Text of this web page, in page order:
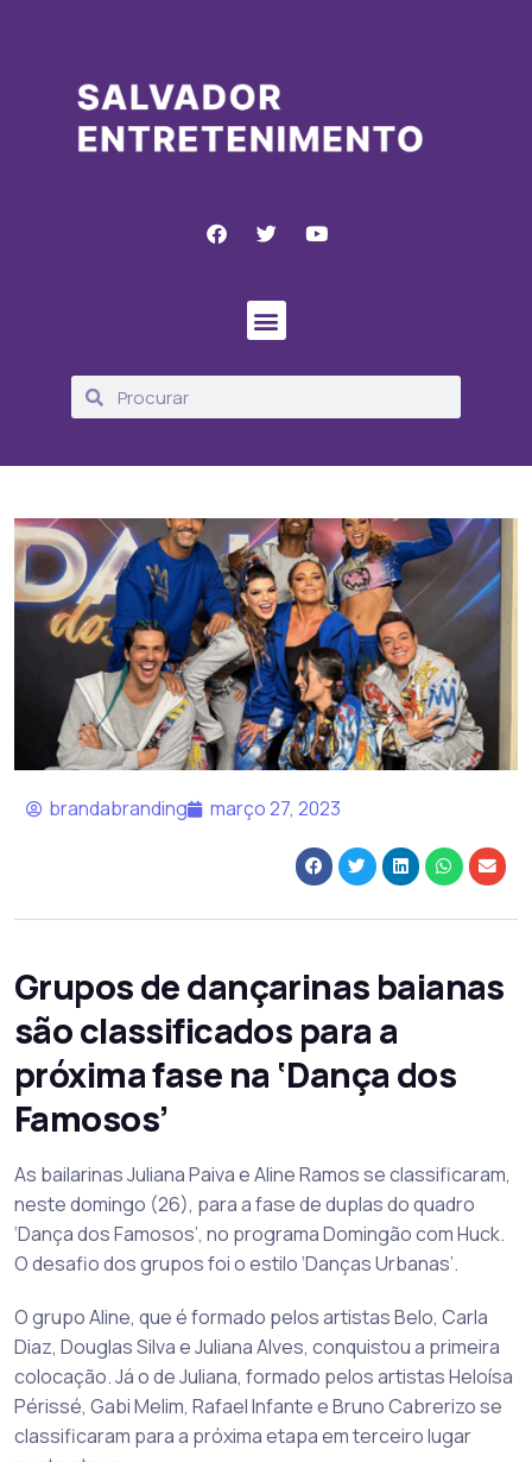
brandabranding março 27, 2023
Grupos de dançarinas baianas
são classificados para a
próxima fase na ‘Dança dos
Famosos’
As bailarinas Juliana Paiva e Aline Ramos se classificaram,
neste domingo (26), para a fase de duplas do quadro
‘Dança dos Famosos’, no programa Domingão com Huck.
O desafio dos grupos foi o estilo ‘Danças Urbanas’.
O grupo Aline, que é formado pelos artistas Belo, Carla
Diaz, Douglas Silva e Juliana Alves, conquistou a primeira
colocação. Já o de Juliana, formado pelos artistas Heloísa
Périssé, Gabi Melim, Rafael Infante e Bruno Cabrerizo se
classificaram para a próxima etapa em terceiro lugar